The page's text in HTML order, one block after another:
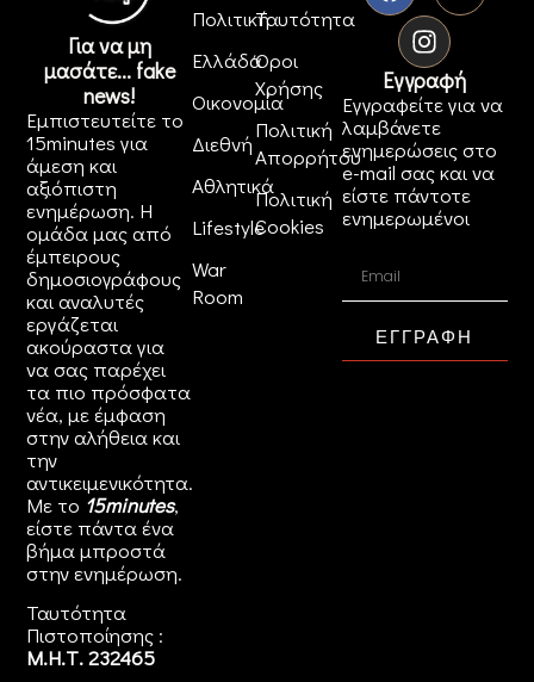
Για να μη
μασάτε... fake
news!
Εμπιστευτείτε το
15minutes για
άμεση και
αξιόπιστη
ενημέρωση. Η
ομάδα μας από
έμπειρους
δημοσιογράφους
και αναλυτές
εργάζεται
ακούραστα για
να σας παρέχει
τα πιο πρόσφατα
νέα, με έμφαση
στην αλήθεια και
την
αντικειμενικότητα.
Με το 15minutes,
είστε πάντα ένα
βήμα μπροστά
στηνενημέρωση.
Ταυτότητα
Πιστοποίησης :
Μ.Η.Τ. 232465
Πολιτική
Ελλάδα
Οικονομία
Διεθνή
Αθλητικά
Lifestyle
War
Room
Ταυτότητα
Όροι
Χρήσης
Πολιτική
Απορρήτου
Πολιτική
Cookies
Εγγραφή
Εγγραφείτε για να
λαμβάνετε
ενημερώσεις στο
e-mail σας και να
είστε πάντοτε
ενημερωμένοι
ΕΓΓΡΑΦΗ